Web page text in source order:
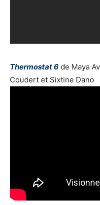
Thermostat 6 de Maya
Coudert et Sixtine Dano